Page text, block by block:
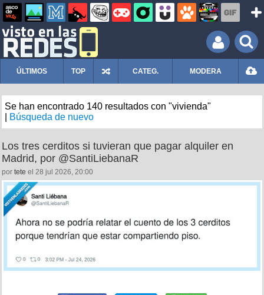
ÚLTIMOS TOP CATEG. MODERA
Se han encontrado 140 resultados con "vivienda"
Búsqueda de nuevo
Los tres cerditos si tuvieran que pagar alquiler en
Madrid, por @SantiLiebanaR
por tete el 28 jul 2026, 20:00